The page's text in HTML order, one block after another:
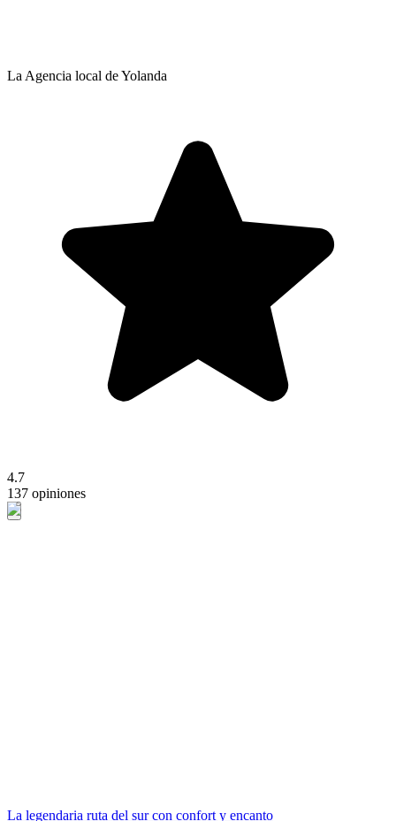
La Agencia local de Yolanda
4.7
137 opiniones
La legendaria ruta del sur con confort y encanto